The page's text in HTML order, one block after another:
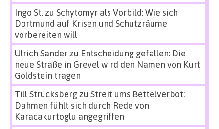
Ingo St.zu Schytomyr als Vorbild: Wie sich
Dortmund auf Krisen und Schutzräume
vorbereiten will
Ulrich Sanderzu Entscheidung gefallen: Die
neue Straße in Grevel wird den Namen von Kurt
Goldstein tragen
Till Strucksbergzu Streit ums Bettelverbot:
Dahmen fühlt sich durch Rede von
Karacakurtoglu angegriffen